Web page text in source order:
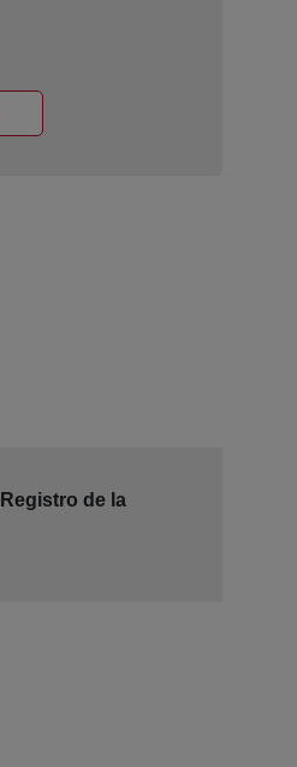
Registro de la